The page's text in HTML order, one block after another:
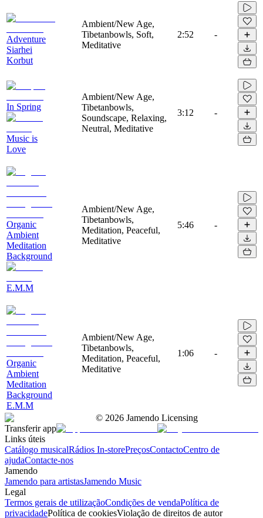
Adventure
Siarhei
Korbut
Ambient/New Age,
Tibetanbowls, Soft,
Meditative
2:52 -
In Spring
Music is
Love
Ambient/New Age,
Tibetanbowls,
Soundscape, Relaxing,
Neutral, Meditative
3:12 -
Organic
Ambient
Meditation
Background
E.M.M
Ambient/New Age,
Tibetanbowls,
Meditation, Peaceful,
Meditative
5:46 -
Organic
Ambient
Meditation
Background
E.M.M
Ambient/New Age,
Tibetanbowls,
Meditation, Peaceful,
Meditative
1:06 -
© 2026 Jamendo Licensing
Transferir app
Links úteis
Catálogo musicalRádios In-storePreçosContactoCentro de
ajudaContacte-nos
Jamendo
Jamendo para artistasJamendo Music
Legal
Termos gerais de utilizaçãoCondições de vendaPolítica de
privacidadePolítica de cookiesViolação de direitos de autor